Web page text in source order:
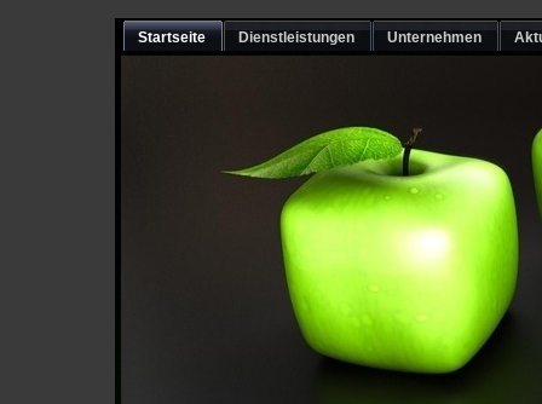
Startseite Dienstleistungen Unternehmen